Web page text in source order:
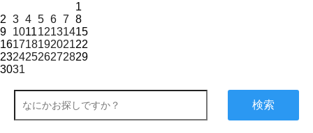
1
2 3 4 5 6 7 8
9 101112131415
16171819202122
23242526272829
3031
検索